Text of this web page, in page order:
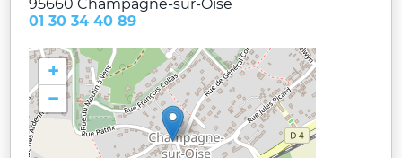
95660 Champagne-sur-Oise
01 30 34 40 89
+
−